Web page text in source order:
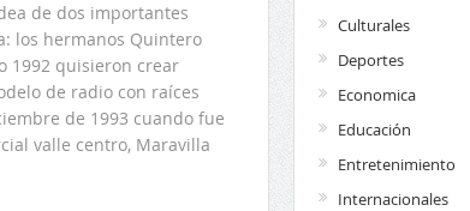
de dos importantes
los hermanos Quintero
1992 quisieron crear
de radio con raíces
de 1993 cuando fue
valle centro, Maravilla
Culturales
Deportes
Economica
Educación
Entretenimiento
Internacionales